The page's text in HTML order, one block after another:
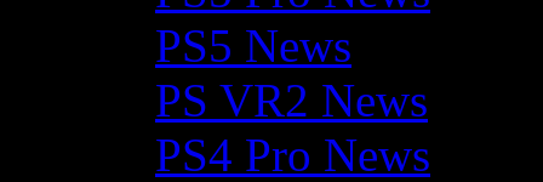
PS5 News
PS VR2 News
PS4 Pro News